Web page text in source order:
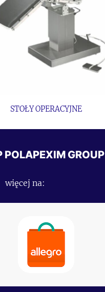
POLAPEXIM GROUP
na:
STOŁY OPERACYJNE